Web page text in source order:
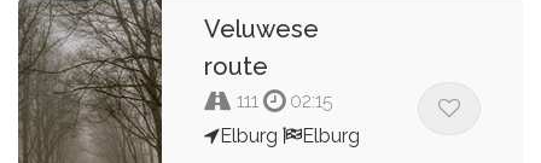
Veluwese
route
111
02:15
Elburg
Elburg